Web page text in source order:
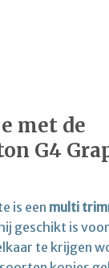
met de
G4
is een multi
geschikt is
te krijgen